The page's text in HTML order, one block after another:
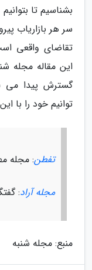
بشناسیم تا
سر هر بازاریاب
تقاضای واقعی
این مقاله مجله
گسترش پیدا می
توانیم خود را با
تفطن: مجله
مجله آراد:
منبع: مجله شنبه